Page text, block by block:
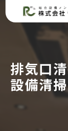
排気口
設備清